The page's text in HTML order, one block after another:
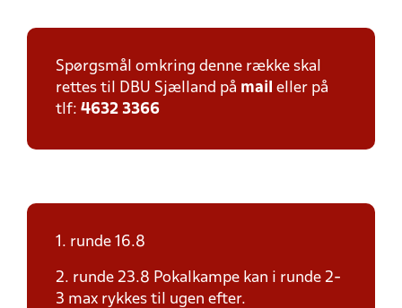
Spørgsmål omkring denne række skal
rettes til DBU Sjælland på mail eller på
tlf: 4632 3366
1. runde 16.8
2. runde 23.8 Pokalkampe kan i runde 2-
3 max rykkes til ugen efter.